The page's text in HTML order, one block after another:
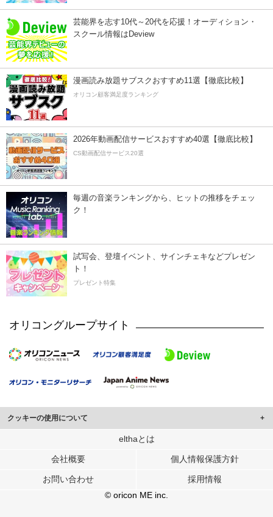
芸能界を志す10代～20代を応援！オーディション・
スクール情報はDeview
漫画読み放題サブスクおすすめ11選【徹底比較】
オリコン顧客満足度ランキング
2026年動画配信サービスおすすめ40選【徹底比較】
CS動画配信サービス20選
毎週の音楽ランキングから、ヒットの推移をチェッ
ク！
試写会、登壇イベント、サインチェキなどプレゼン
ト！
プレゼント特集
オリコングループサイト
クッキーの使用について
このサイトでは Cookie を使用して、ユーザーに合わせたコンテンツや広告の
行っています。
メディアや広告配信、データ解析の各パートナーに提供しています。
各パートナーは、この情報とユーザーが各パートナーに提供した他の情報や、
ユーザーが各パートナーのサービスを使用したときに収集した他の情報を組み
elthaとは
会社概要 個人情報保護方針
お問い合わせ
採用情報
© oricon ME inc.